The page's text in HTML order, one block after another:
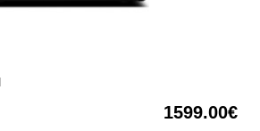
1599.00